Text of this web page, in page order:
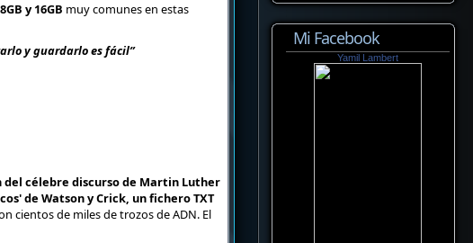
y 16GB muy comunes en estas
y guardarlo es fácil”
célebre discurso de Martin Luther
de Watson y Crick, un fichero TXT
cientos de miles de trozos de ADN. El
Mi Facebook
Yamil Lambert